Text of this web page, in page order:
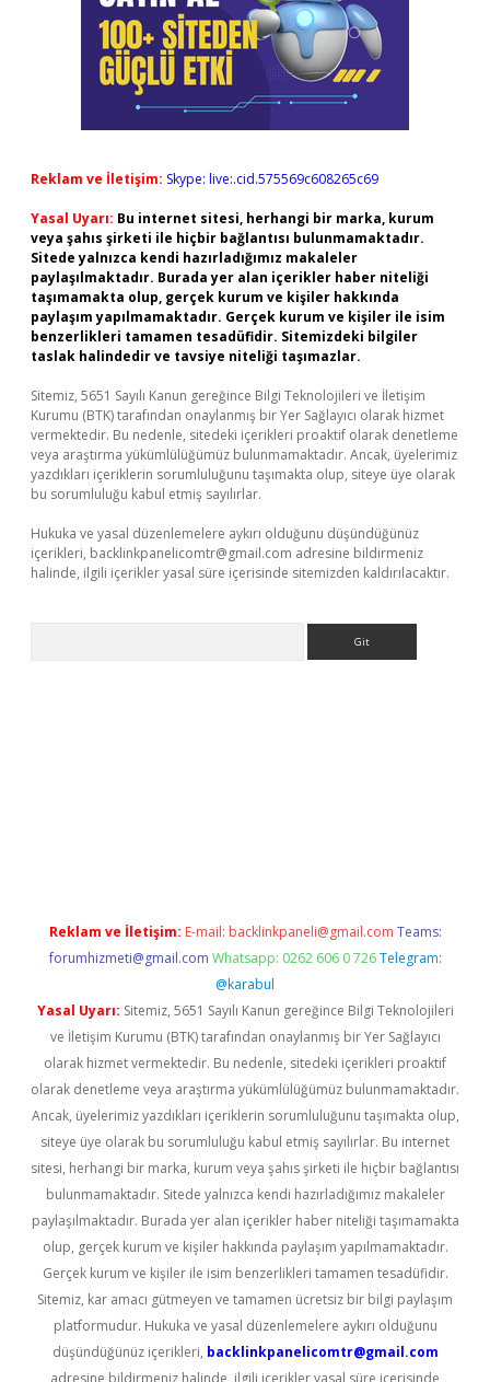
Reklam ve İletişim: Skype: live:.cid.575569c608265c69
Yasal Uyarı: Bu internet sitesi, herhangi bir marka, kurum
veya şahıs şirketi ile hiçbir bağlantısı bulunmamaktadır.
Sitede yalnızca kendi hazırladığımız makaleler
paylaşılmaktadır. Burada yer alan içerikler haber niteliği
taşımamakta olup, gerçek kurum ve kişiler hakkında
paylaşım yapılmamaktadır. Gerçek kurum ve kişiler ile isim
benzerlikleri tamamen tesadüfidir. Sitemizdeki bilgiler
taslak halindedir ve tavsiye niteliği taşımazlar.
Sitemiz, 5651 Sayılı Kanun gereğince Bilgi Teknolojileri ve İletişim
Kurumu (BTK) tarafından onaylanmış bir Yer Sağlayıcı olarak hizmet
vermektedir. Bu nedenle, sitedeki içerikleri proaktif olarak denetleme
veya araştırma yükümlülüğümüz bulunmamaktadır. Ancak, üyelerimiz
yazdıkları içeriklerin sorumluluğunu taşımakta olup, siteye üye olarak
bu sorumluluğu kabul etmiş sayılırlar.
Hukuka ve yasal düzenlemelere aykırı olduğunu düşündüğünüz
içerikleri, backlinkpanelicomtr@gmail.com adresine bildirmeniz
halinde, ilgili içerikler yasal süre içerisinde sitemizden kaldırılacaktır.
Reklam ve İletişim: E-mail: backlinkpaneli@gmail.com Teams:
forumhizmeti@gmail.com Whatsapp: 0262 606 0 726 Telegram:
@karabul
Yasal Uyarı: Sitemiz, 5651 Sayılı Kanun gereğince Bilgi Teknolojileri
ve İletişim Kurumu (BTK) tarafından onaylanmış bir Yer Sağlayıcı
olarak hizmet vermektedir. Bu nedenle, sitedeki içerikleri proaktif
olarak denetleme veya araştırma yükümlülüğümüz bulunmamaktadır.
Ancak, üyelerimiz yazdıkları içeriklerin sorumluluğunu taşımakta olup,
siteye üye olarak bu sorumluluğu kabul etmiş sayılırlar. Bu internet
sitesi, herhangi bir marka, kurum veya şahıs şirketi ile hiçbir bağlantısı
bulunmamaktadır. Sitede yalnızca kendi hazırladığımız makaleler
paylaşılmaktadır. Burada yer alan içerikler haber niteliği taşımamakta
olup, gerçek kurum ve kişiler hakkında paylaşım yapılmamaktadır.
Gerçek kurum ve kişiler ile isim benzerlikleri tamamen tesadüfidir.
Sitemiz, kar amacı gütmeyen ve tamamen ücretsiz bir bilgi paylaşım
platformudur. Hukuka ve yasal düzenlemelere aykırı olduğunu
düşündüğünüz içerikleri, backlinkpanelicomtr@gmail.com
adresine bildirmeniz halinde, ilgili içerikler yasal süre içerisinde